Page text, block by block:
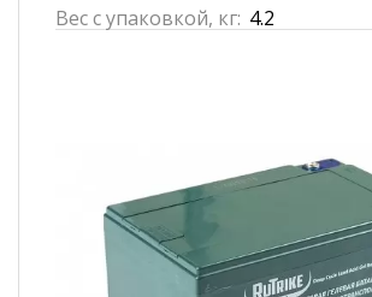
Вес с упаковкой, кг: 4.2